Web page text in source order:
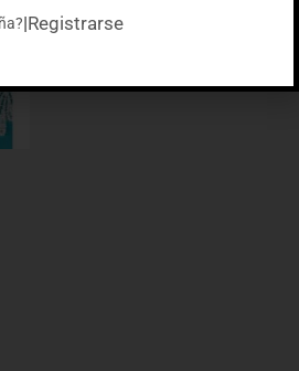
|Registrarse